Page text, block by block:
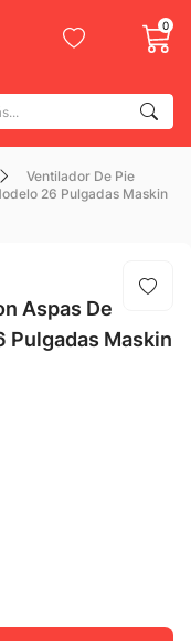
0
y más...
Ventilador De Pie
26 Pulgadas Maskin
Aspas De
Pulgadas Maskin